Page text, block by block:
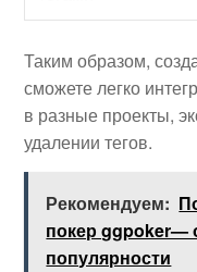
Таким образом,
сможете легко
в разные проекты,
удалении тегов.
Рекомендуем:
покер ggpoker—
популярности